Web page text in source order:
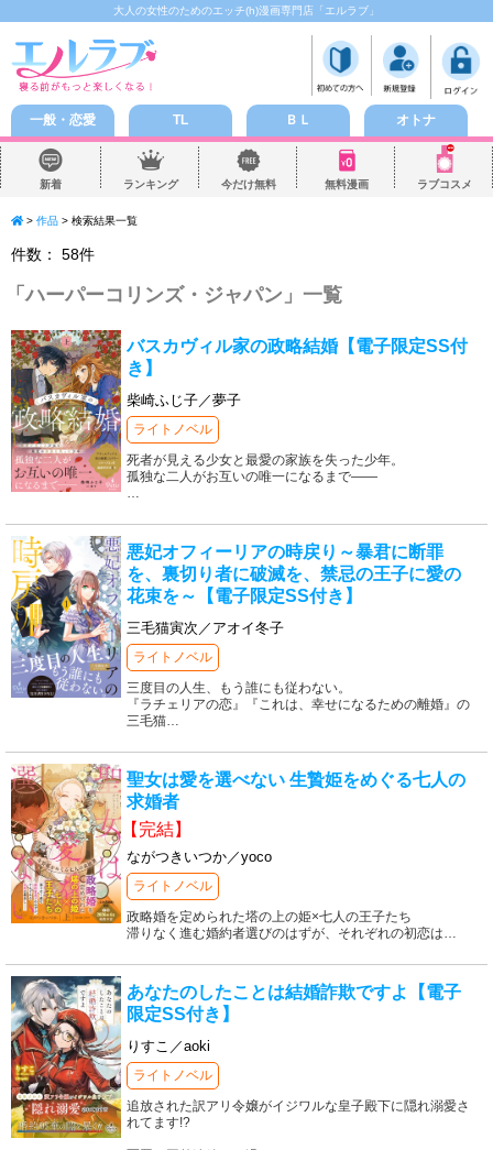
大人の女性のためのエッチ(h)漫画専門店「エルラブ」
一般・恋愛 TL ＢＬ オトナ
新着 ランキング 今だけ無料 無料漫画 ラブコスメ
> 作品 > 検索結果一覧
件数： 58件
「ハーパーコリンズ・ジャパン 」一覧
バスカヴィル家の政略結婚【電子限定SS付
き】
柴崎ふじ子／夢子
ライトノベル
死者が見える少女と最愛の家族を失った少年。
孤独な二人がお互いの唯一になるまで――
…
悪妃オフィーリアの時戻り～暴君に断罪
を、裏切り者に破滅を、禁忌の王子に愛の
花束を～【電子限定SS付き】
三毛猫寅次／アオイ冬子
ライトノベル
三度目の人生、もう誰にも従わない。
『ラチェリアの恋』『これは、幸せになるための離婚』の
三毛猫…
聖女は愛を選べない 生贄姫をめぐる七人の
求婚者
【完結】
ながつきいつか／yoco
ライトノベル
政略婚を定められた塔の上の姫×七人の王子たち
滞りなく進む婚約者選びのはずが、それぞれの初恋は…
あなたのしたことは結婚詐欺ですよ【電子
限定SS付き】
りすこ／aoki
ライトノベル
追放された訳アリ令嬢がイジワルな皇子殿下に隠れ溺愛さ
れてます!?